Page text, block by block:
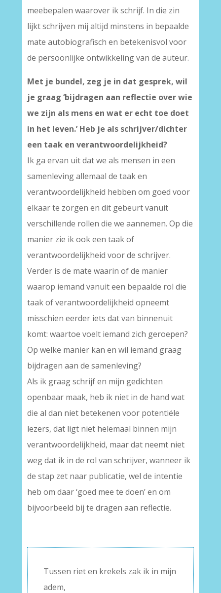
meebepalen waarover ik schrijf. In die zin
lijkt schrijven mij altijd minstens in bepaalde
mate autobiografisch en betekenisvol voor
de persoonlijke ontwikkeling van de auteur.
Met je bundel, zeg je in dat gesprek, wil
je graag ‘bijdragen aan reflectie over wie
we zijn als mens en wat er echt toe doet
in het leven.’ Heb je als schrijver/dichter
een taak en verantwoordelijkheid?
Ik ga ervan uit dat we als mensen in een
samenleving allemaal de taak en
verantwoordelijkheid hebben om goed voor
elkaar te zorgen en dit gebeurt vanuit
verschillende rollen die we aannemen. Op die
manier zie ik ook een taak of
verantwoordelijkheid voor de schrijver.
Verder is de mate waarin of de manier
waarop iemand vanuit een bepaalde rol die
taak of verantwoordelijkheid opneemt
misschien eerder iets dat van binnenuit
komt: waartoe voelt iemand zich geroepen?
Op welke manier kan en wil iemand graag
bijdragen aan de samenleving?
Als ik graag schrijf en mijn gedichten
openbaar maak, heb ik niet in de hand wat
die al dan niet betekenen voor potentiële
lezers, dat ligt niet helemaal binnen mijn
verantwoordelijkheid, maar dat neemt niet
weg dat ik in de rol van schrijver, wanneer ik
de stap zet naar publicatie, wel de intentie
heb om daar ‘goed mee te doen’ en om
bijvoorbeeld bij te dragen aan reflectie.
Tussen riet en krekels zak ik in mijn
adem,